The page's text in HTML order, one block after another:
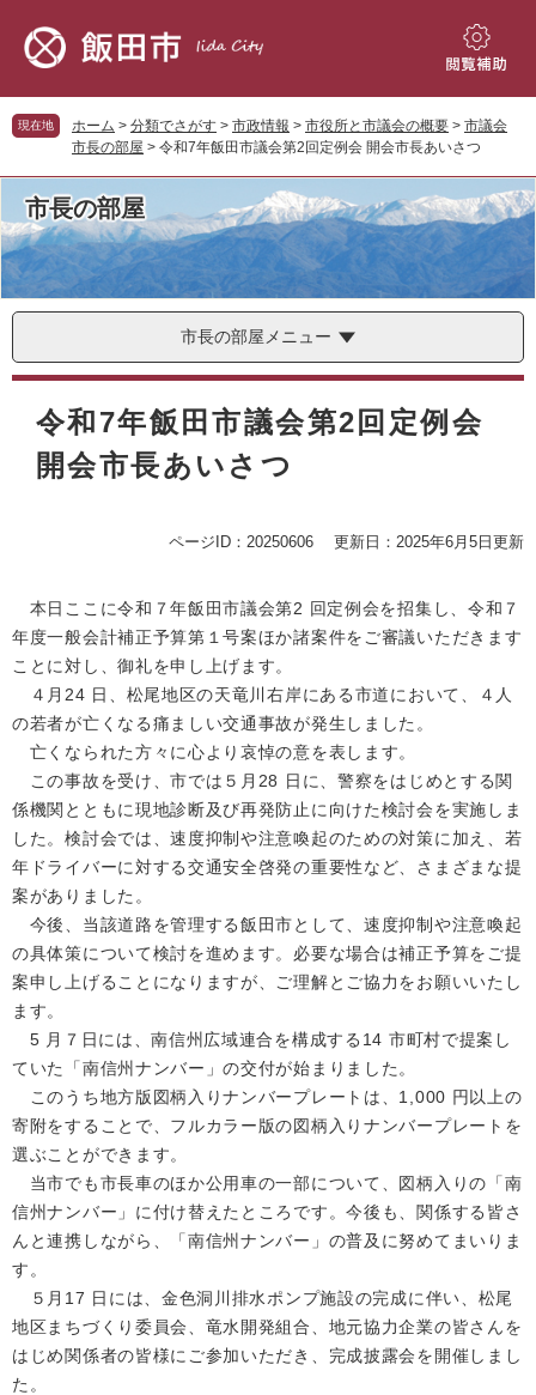
先
頭
を
飛
本
文
へ
閲
補
助
現在地 ホーム > 分類でさがす > 市政情報 > 市役所と市議会の概要 > 市議会
市長の部屋 > 令和7年飯田市議会第2回定例会 開会市長あいさつ
市長の部屋
市長の部屋メニュー
本
令和7年飯田市議会第2回定例会
開会市長あいさつ
ページID：20250606 更新日：2025年6月5日更新
本日ここに令和７年飯田市議会第2 回定例会を招集し、令和７
年度一般会計補正予算第１号案ほか諸案件をご審議いただきます
ことに対し、御礼を申し上げます。
４月24 日、松尾地区の天⻯川右岸にある市道において、４人
の若者が亡くなる痛ましい交通事故が発生しました。
亡くなられた方々に心より哀悼の意を表します。
この事故を受け、市では５月28 日に、警察をはじめとする関
係機関とともに現地診断及び再発防止に向けた検討会を実施しま
した。検討会では、速度抑制や注意喚起のための対策に加え、若
年ドライバーに対する交通安全啓発の重要性など、さまざまな提
案がありました。
今後、当該道路を管理する飯田市として、速度抑制や注意喚起
の具体策について検討を進めます。必要な場合は補正予算をご提
案申し上げることになりますが、ご理解とご協力をお願いいたし
ます。
5 月７日には、南信州広域連合を構成する14 市町村で提案し
ていた「南信州ナンバー」の交付が始まりました。
このうち地方版図柄入りナンバープレートは、1,000 円以上の
寄附をすることで、フルカラー版の図柄入りナンバープレートを
選ぶことができます。
当市でも市⻑⾞のほか公用⾞の一部について、図柄入りの「南
信州ナンバー」に付け替えたところです。今後も、関係する皆さ
んと連携しながら、「南信州ナンバー」の普及に努めてまいりま
す。
５月17 日には、金色洞川排水ポンプ施設の完成に伴い、松尾
地区まちづくり委員会、⻯水開発組合、地元協力企業の皆さんを
はじめ関係者の皆様にご参加いただき、完成披露会を開催しまし
た。